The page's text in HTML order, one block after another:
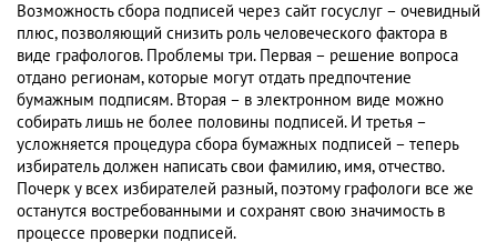
Возможность сбора подписей через сайт госуслуг – очевидный
плюс, позволяющий снизить роль человеческого фактора в
виде графологов. Проблемы три. Первая – решение вопроса
отдано регионам, которые могут отдать предпочтение
бумажным подписям. Вторая – в электронном виде можно
собирать лишь не более половины подписей. И третья –
усложняется процедура сбора бумажных подписей – теперь
избиратель должен написать свои фамилию, имя, отчество.
Почерк у всех избирателей разный, поэтому графологи все же
останутся востребованными и сохранят свою значимость в
процессе проверки подписей.